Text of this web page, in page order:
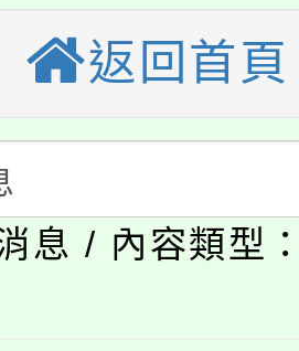
學年度學生
語及新住民語歌
校115學年度第
)教師甄選結果(
115學年度第
)教師甄選結果(
文化大學推廣
》溝通分析基
活教案入校路
返回首頁
息 / 內容類型